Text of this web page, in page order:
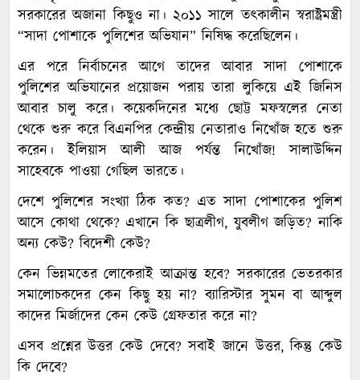
সরকারের অজানা কিছুও না। ২০১১ সালে তৎকালীন স্বরাষ্ট্রমন্ত্রী
“সাদা পোশাকে পুলিশের অভিযান” নিষিদ্ধ করেছিলেন।
এর পরে নির্বাচনের আগে তাদের আবার সাদা পোশাকে
পুলিশের অভিযানের প্রয়োজন পরায় তারা লুকিয়ে এই জিনিস
আবার চালু করে। কয়েকদিনের মধ্যে ছোট্ট মফস্বলের নেতা
থেকে শুরু করে বিএনপির কেন্দ্রীয় নেতারাও নিখোঁজ হতে শুরু
করেন। ইলিয়াস আলী আজ পর্যন্ত নিখোঁজ! সালাউদ্দিন
সাহেবকে পাওয়া গেছিল ভারতে।
দেশে পুলিশের সংখ্যা ঠিক কত? এত সাদা পোশাকের পুলিশ
আসে কোথা থেকে? এখানে কি ছাত্রলীগ, যুবলীগ জড়িত? নাকি
অন্য কেউ? বিদেশী কেউ?
কেন ভিন্নমতের লোকেরাই আক্রান্ত হবে? সরকারের ভেতরকার
সমালোচকদের কেন কিছু হয় না? ব্যারিস্টার সুমন বা আব্দুল
কাদের মির্জাদের কেন কেউ গ্রেফতার করে না?
এসব প্রশ্নের উত্তর কেউ দেবে? সবাই জানে উত্তর, কিন্তু কেউ
কি দেবে?